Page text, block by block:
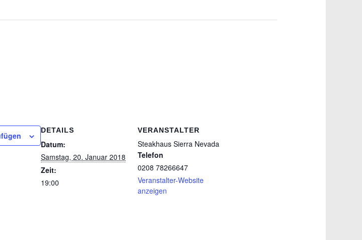
DETAILS
Datum:
Samstag, 20. Januar 2018
Zeit:
19:00
VERANSTALTER
Steakhaus Sierra Nevada
Telefon
0208 78266647
Veranstalter-Website
anzeigen